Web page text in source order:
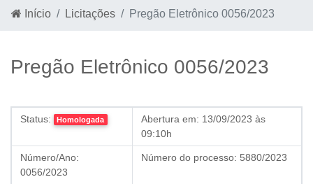
Início Licitações Pregão Eletrônico 0056/2023
Pregão Eletrônico 0056/2023
Status: Homologada Abertura em: 13/09/2023 às
09:10h
Número/Ano:
0056/2023
Número do processo: 5880/2023